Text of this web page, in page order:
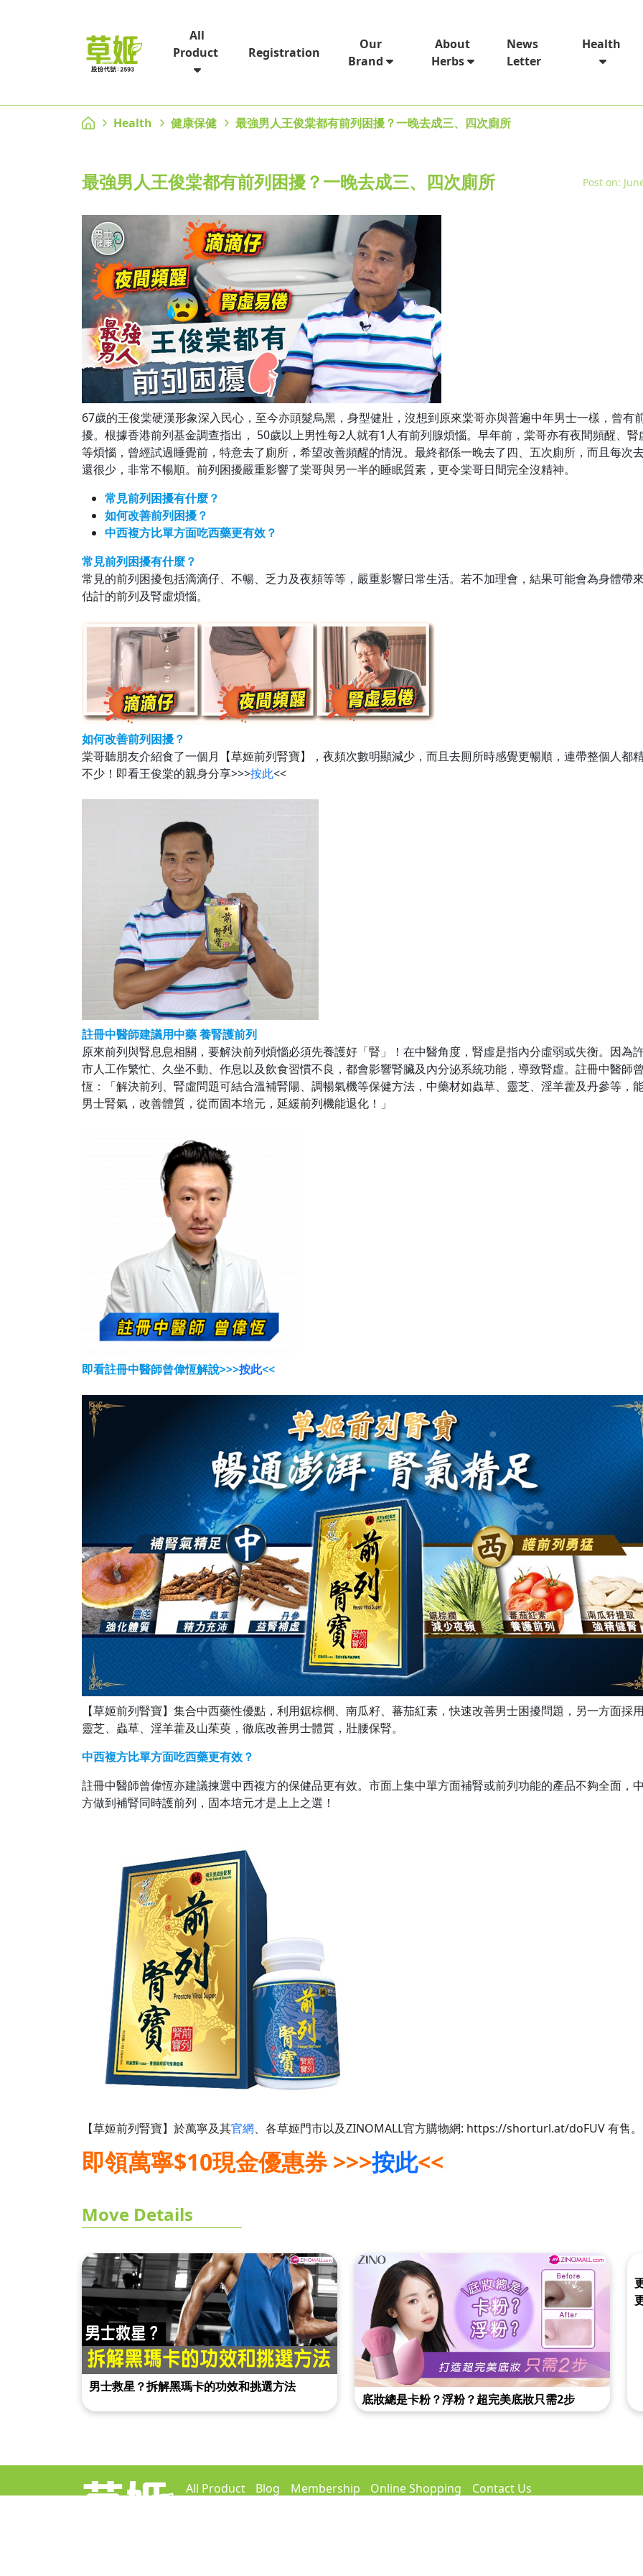
All
Product
Registration
Our
Brand
About
Herbs
News
Letter
Health
Health 健康保健 最強男人王俊棠都有前列困擾？一晚去成三、四次廁所
最強男人王俊棠都有前列困擾？一晚去成三、四次廁所 Post on:
67歲的王俊棠硬漢形象深入民心，至今亦頭髮烏黑，身型健壯，沒想到原來棠哥亦與普遍中年男士一樣，曾有
擾。根據香港前列基金調查指出， 50歲以上男性每2人就有1人有前列腺煩惱。早年前，棠哥亦有夜間頻醒、腎
等煩惱，曾經試過睡覺前，特意去了廁所，希望改善頻醒的情況。最終都係一晚去了四、五次廁所，而且每次
還很少，非常不暢順。前列困擾嚴重影響了棠哥與另一半的睡眠質素，更令棠哥日間完全沒精神。
常見前列困擾有什麼？
如何改善前列困擾？
中西複方比單方面吃西藥更有效？
常見前列困擾有什麼？
常見的前列困擾包括滴滴仔、不暢、乏力及夜頻等等，嚴重影響日常生活。若不加理會，結果可能會為身體帶
估計的前列及腎虛煩惱。
如何改善前列困擾？
棠哥聽朋友介紹食了一個月【草姬前列腎寶】，夜頻次數明顯減少，而且去厠所時感覺更暢順，連帶整個人都
不少！即看王俊棠的親身分享>>>按此<<
註冊中醫師建議用中藥 養腎護前列
原來前列與腎息息相關，要解決前列煩惱必須先養護好「腎」！在中醫角度，腎虛是指內分虛弱或失衡。因為
市人工作繁忙、久坐不動、作息以及飲食習慣不良，都會影響腎臟及內分泌系統功能，導致腎虛。註冊中醫師
恆：「解決前列、腎虛問題可結合溫補腎陽、調暢氣機等保健方法，中藥材如蟲草、靈芝、淫羊藿及丹參等，
男士腎氣，改善體質，從而固本培元，延緩前列機能退化！」
即看註冊中醫師曾偉恆解說>>>按此<<
【草姬前列腎寶】集合中西藥性優點，利用鋸棕櫚、南瓜籽、蕃茄紅素，快速改善男士困擾問題，另一方面採
靈芝、蟲草、淫羊藿及山茱萸，徹底改善男士體質，壯腰保腎。
中西複方比單方面吃西藥更有效？
註冊中醫師曾偉恆亦建議揀選中西複方的保健品更有效。市面上集中單方面補腎或前列功能的產品不夠全面，
方做到補腎同時護前列，固本培元才是上上之選！
【草姬前列腎寶】於萬寧及其官網、各草姬門市以及ZINOMALL官方購物網: https://shorturl.at/doFUV 有售。
即領萬寧$10現金優惠券 >>>按此<<
Move Details
男士救星？拆解黑瑪卡的功效和挑選方法
底妝總是卡粉？浮粉？超完美底妝只需2步
All Product Blog Membership Online Shopping Contact Us